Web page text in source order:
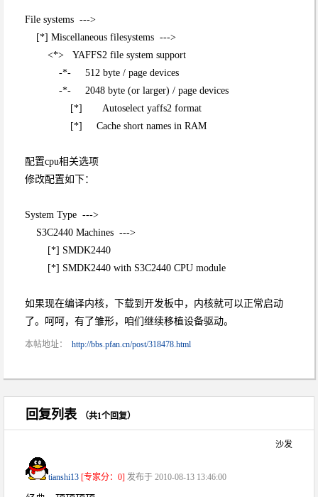
File systems --->
[*] Miscellaneous filesystems --->
<*> YAFFS2 file system support
-*- 512 byte / page devices
-*- 2048 byte (or larger) / page devices
[*] Autoselect yaffs2 format
[*] Cache short names in RAM
配置cpu相关选项
修改配置如下：
System Type --->
S3C2440 Machines --->
[*] SMDK2440
[*] SMDK2440 with S3C2440 CPU module
如果现在编译内核，下载到开发板中，内核就可以正常启动
了。呵呵，有了雏形，咱们继续移植设备驱动。
本帖地址： http://bbs.pfan.cn/post/318478.html
回复列表 （共1个回复）
沙发
tianshi13 [专家分：0] 发布于 2010-08-13 13:46:00